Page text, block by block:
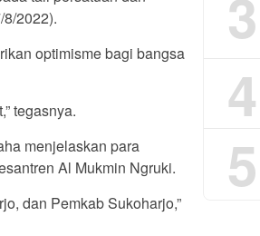
2022).
optimisme bagi bangsa
tegasnya.
menjelaskan para
Al Mukmin Ngruki.
dan Pemkab Sukoharjo,”
4
5